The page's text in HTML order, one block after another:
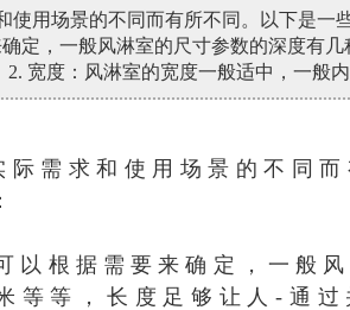
使用场景的不同而有所不同。以下是一
定，一般风淋室的尺寸参数的深度有几
宽度：风淋室的宽度一般适中，一般内
需求和使用场景的不同
根据需要来确定，一般
等，长度足够让人-通过